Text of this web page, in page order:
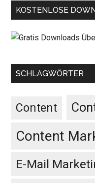
KOSTENLOSE
SCHLAGWÖRTER
Content
Content
E-Mail